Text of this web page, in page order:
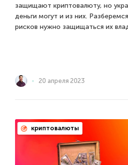
защищают криптовалюту, но
деньги могут и из них.
рисков нужно защищаться их
20 апреля 2023
криптовалюты